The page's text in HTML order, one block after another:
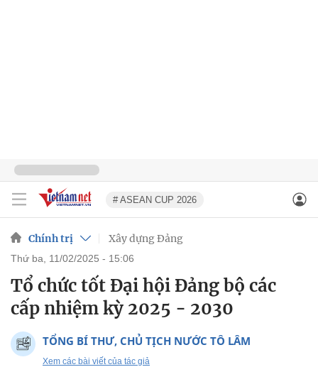
# ASEAN CUP 2026
Chính trị Xây dựng Đảng
thứ ba, 11/02/2025 - 15:06
Tổ chức tốt Đại hội Đảng bộ các
cấp nhiệm kỳ 2025 - 2030
TỔNG BÍ THƯ, CHỦ TỊCH NƯỚC TÔ LÂM
Xem các bài viết của tác giả